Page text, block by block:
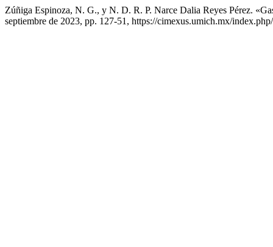
Zúñiga Espinoza, N. G., y N. D. R. P. Narce Dalia Reyes Pérez.
septiembre de 2023, pp. 127-51, https://cimexus.umich.mx/